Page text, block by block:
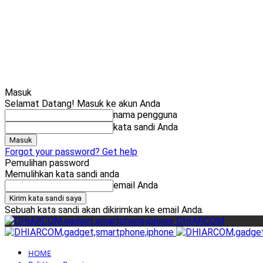
Masuk
Selamat Datang! Masuk ke akun Anda
nama pengguna
kata sandi Anda
Forgot your password? Get help
Pemulihan password
Memulihkan kata sandi anda
email Anda
Sebuah kata sandi akan dikirimkan ke email Anda.
DHIARCOM
HOME